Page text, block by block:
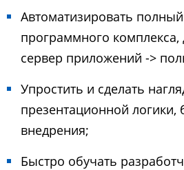
Автоматизировать
программного
сервер приложений ->
Упростить и сделать
презентационной логики,
внедрения;
Быстро обучать